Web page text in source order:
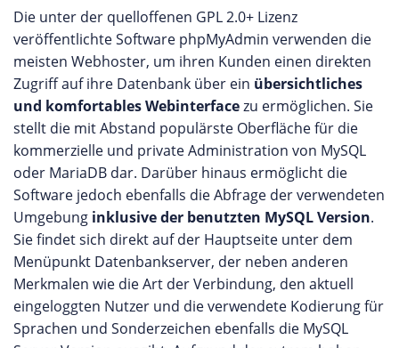
Die unter der quelloffenen GPL 2.0+ Lizenz
veröffentlichte Software phpMyAdmin verwenden die
meisten Webhoster, um ihren Kunden einen direkten
Zugriff auf ihre Datenbank über ein übersichtliches
und komfortables Webinterfacezu ermöglichen. Sie
stellt die mit Abstand populärste Oberfläche für die
kommerzielle und private Administration von MySQL
oder MariaDB dar. Darüber hinaus ermöglicht die
Software jedoch ebenfalls die Abfrage der verwendeten
Umgebung inklusive der benutzten MySQL Version.
Sie findet sich direkt auf der Hauptseite unter dem
Menüpunkt Datenbankserver, der neben anderen
Merkmalen wie die Art der Verbindung, den aktuell
eingeloggten Nutzer und die verwendete Kodierung für
Sprachen und Sonderzeichen ebenfalls die MySQL